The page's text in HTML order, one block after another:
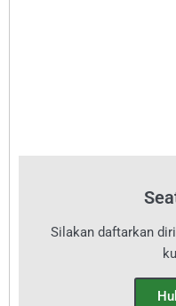
Silakan daftarkan